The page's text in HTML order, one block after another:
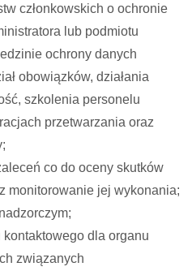
członkowskich o ochronie
lub podmiotu
ochrony danych
obowiązków, działania
szkolenia personelu
przetwarzania oraz
co do oceny skutków
monitorowanie jej wykonania;
kontaktowego dla organu
związanych